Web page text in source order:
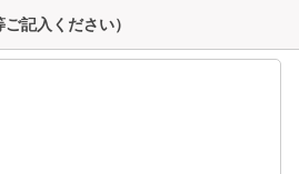
記入ください）